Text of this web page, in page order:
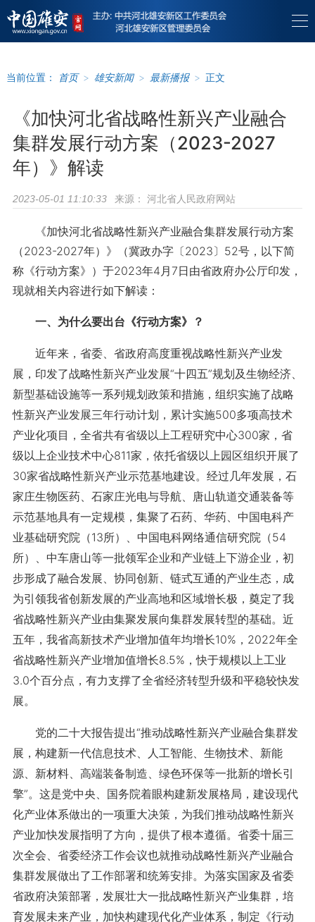
当前位置： 首页 > 雄安新闻 > 最新播报 > 正文
《加快河北省战略性新兴产业融合
集群发展行动方案（2023-2027
年）》解读
2023-05-01 11:10:33 来源： 河北省人民政府网站
《加快河北省战略性新兴产业融合集群发展行动方案
（2023-2027年）》（冀政办字〔2023〕52号，以下简
称《行动方案》）于2023年4月7日由省政府办公厅印发，
现就相关内容进行如下解读：
一、为什么要出台《行动方案》？
近年来，省委、省政府高度重视战略性新兴产业发
展，印发了战略性新兴产业发展“十四五”规划及生物经济、
新型基础设施等一系列规划政策和措施，组织实施了战略
性新兴产业发展三年行动计划，累计实施500多项高技术
产业化项目，全省共有省级以上工程研究中心300家，省
级以上企业技术中心811家，依托省级以上园区组织开展了
30家省战略性新兴产业示范基地建设。经过几年发展，石
家庄生物医药、石家庄光电与导航、唐山轨道交通装备等
示范基地具有一定规模，集聚了石药、华药、中国电科产
业基础研究院（13所）、中国电科网络通信研究院（54
所）、中车唐山等一批领军企业和产业链上下游企业，初
步形成了融合发展、协同创新、链式互通的产业生态，成
为引领我省创新发展的产业高地和区域增长极，奠定了我
省战略性新兴产业由集聚发展向集群发展转型的基础。近
五年，我省高新技术产业增加值年均增长10%，2022年全
省战略性新兴产业增加值增长8.5%，快于规模以上工业
3.0个百分点，有力支撑了全省经济转型升级和平稳较快发
展。
党的二十大报告提出“推动战略性新兴产业融合集群发
展，构建新一代信息技术、人工智能、生物技术、新能
源、新材料、高端装备制造、绿色环保等一批新的增长引
擎”。这是党中央、国务院着眼构建新发展格局，建设现代
化产业体系做出的一项重大决策，为我们推动战略性新兴
产业加快发展指明了方向，提供了根本遵循。省委十届三
次全会、省委经济工作会议也就推动战略性新兴产业融合
集群发展做出了工作部署和统筹安排。为落实国家及省委
省政府决策部署，发展壮大一批战略性新兴产业集群，培
育发展未来产业，加快构建现代化产业体系，制定《行动